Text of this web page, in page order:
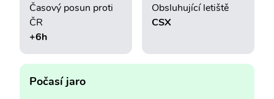
Časový posun proti
ČR
+6h
Obsluhující letiště
CSX
Počasí jaro